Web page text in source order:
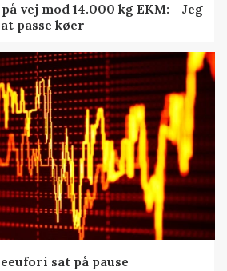
vej mod 14.000 kg EKM: - Jeg
passe køer
sat på pause